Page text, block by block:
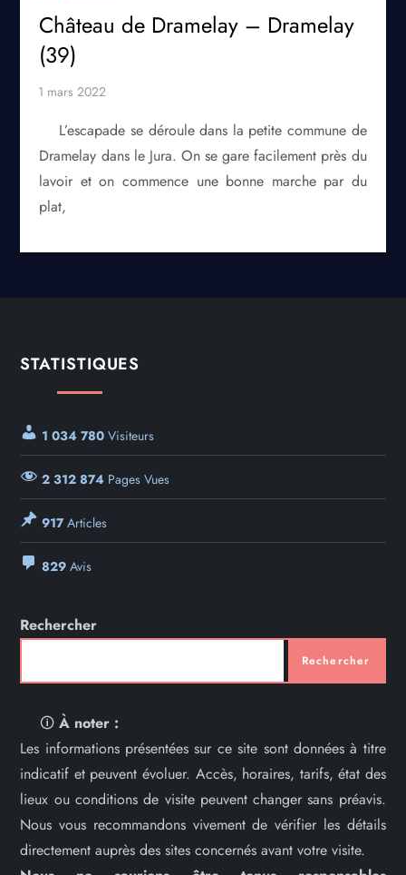
Château de Dramelay – Dramelay
(39)
L’escapade se déroule dans la petite commune de
Dramelay dans le Jura. On se gare facilement près du
lavoir et on commence une bonne marche par du
plat,
STATISTIQUES
1 034 780 Visiteurs
2 312 874 Pages Vues
917Articles
829 Avis
Rechercher
Rechercher
🛈À noter :
Les informations présentées sur ce site sont données à titre
indicatif et peuvent évoluer. Accès, horaires, tarifs, état des
lieux ou conditions de visite peuvent changer sans préavis.
Nous vous recommandons vivement de vérifier les détails
directement auprès des sites concernés avant votre visite.